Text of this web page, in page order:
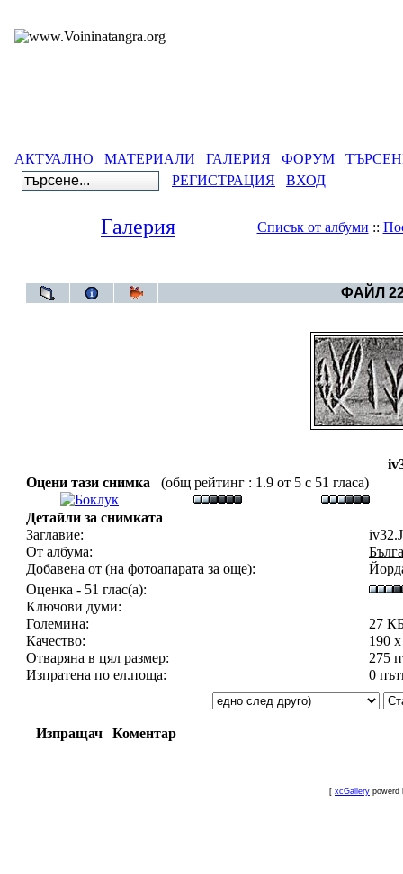
АКТУАЛНО МАТЕРИАЛИ ГАЛЕРИЯ ФОРУМ
РЕГИСТРАЦИЯ
ВХОД
Галерия Списък от албуми ::
ФАЙЛ
Оцени тази снимка
(общ рейтинг : 1.9 от 5 с 51 гласа)
Детайли за снимката
Заглавие:
От албума:
Добавена от (на фотоапарата за още):
Оценка - 51 глас(а):
Ключови думи:
Големина:
27
Качество:
190
Отваряна в цял размер:
275
Изпратена по ел.поща:
0
Изпращач Коментар
[ xcGallery